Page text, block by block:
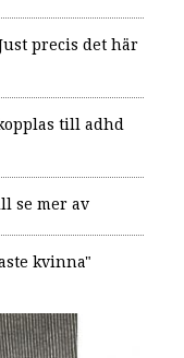
precis det här
till adhd
se mer av
kvinna"